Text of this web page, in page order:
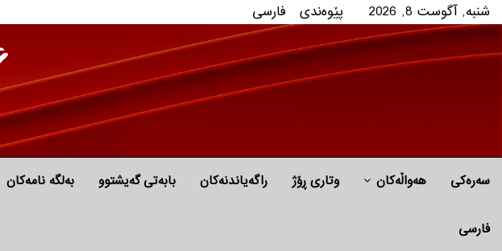
شنبه, آگوست 8, 2026 پێوه‌ندی فارسی
سەرەکی هه‌واڵه‌کان وتاری ڕۆژ راگه‌یاندنه‌كان بابه‌تی گه‌یشتوو به‌لگه‌ نامه‌كان
فارسی